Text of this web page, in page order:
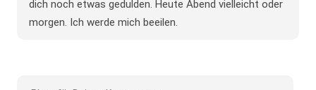
dich noch etwas gedulden. Heute Abend vielleicht oder
morgen. Ich werde mich beeilen.